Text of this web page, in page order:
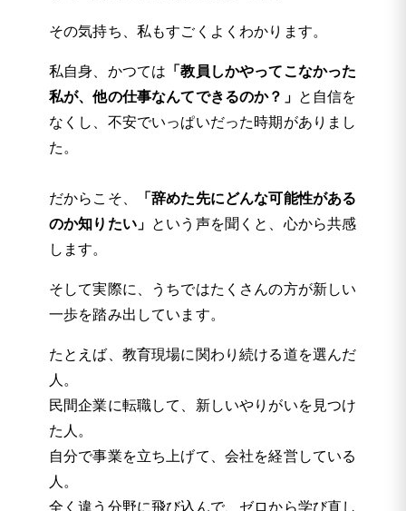
その気持ち、私もすごくよくわかります。
私自身、かつては 「教員しかやってこなかった
私が、他の仕事なんてできるのか？」 と自信を
なくし、不安でいっぱいだった時期がありまし
た。
だからこそ、
「辞めた先にどんな可能性がある
のか知りたい」 という声を聞くと、心から共感
します。
そして実際に、うちではたくさんの方が新しい
一歩を踏み出しています。
たとえば、教育現場に関わり続ける道を選んだ
人。
民間企業に転職して、新しいやりがいを見つけ
た人。
自分で事業を立ち上げて、会社を経営している
人。
全く違う分野に飛び込んで、ゼロから学び直し